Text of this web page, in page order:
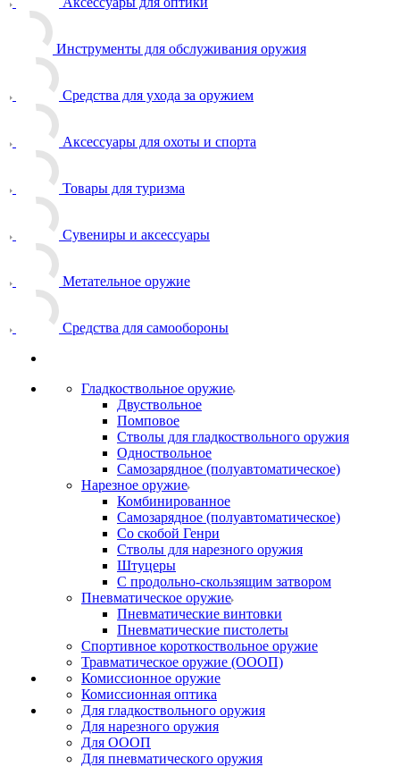
Инструменты для обслуживания оружия
Средства для ухода за оружием
Аксессуары для охоты и спорта
Товары для туризма
Сувениры и аксессуары
Метательное оружие
Средства для самообороны
Гладкоствольное оружие
Двуствольное
Помповое
Стволы для гладкоствольного оружия
Одноствольное
Самозарядное (полуавтоматическое)
Нарезное оружие
Комбинированное
Самозарядное (полуавтоматическое)
Со скобой Генри
Стволы для нарезного оружия
Штуцеры
С продольно-скользящим затвором
Пневматическое оружие
Пневматические винтовки
Пневматические пистолеты
Спортивное короткоствольное оружие
Травматическое оружие (ОООП)
Комиссионное оружие
Комиссионная оптика
Для гладкоствольного оружия
Для нарезного оружия
Для ОООП
Для пневматического оружия